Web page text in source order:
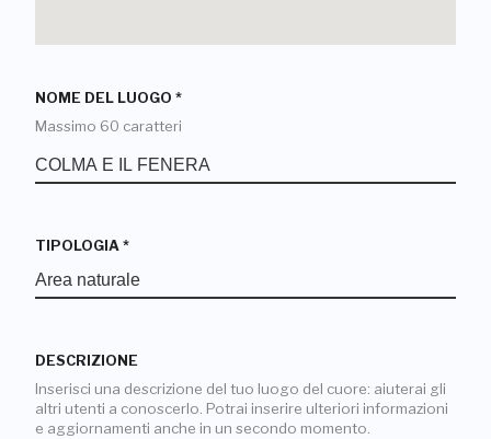
NOME DEL LUOGO *
Massimo 60 caratteri
TIPOLOGIA *
DESCRIZIONE
Inserisci una descrizione del tuo luogo del cuore: aiuterai gli
altri utenti a conoscerlo. Potrai inserire ulteriori informazioni
e aggiornamenti anche in un secondo momento.